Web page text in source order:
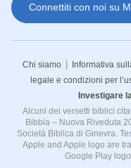
Connettiti con noi su
Chi siamo | Informativa
legale e condizioni per
Investigare
Alcuni dei versetti biblici
Bibbia – Nuova Riveduta
Società Biblica di Ginevra.
Apple and Apple logo are
Google Play